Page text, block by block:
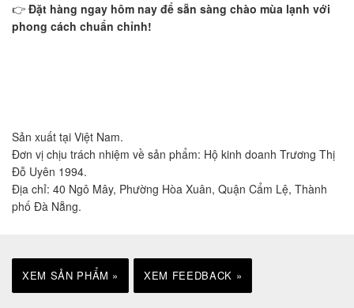
👉 Đặt hàng ngay hôm nay để sẵn sàng chào mùa lạnh với
phong cách chuẩn chỉnh!
Sản xuất tại Việt Nam.
Đơn vị chịu trách nhiệm về sản phẩm: Hộ kinh doanh Trương Thị
Đỗ Uyên 1994.
Địa chỉ: 40 Ngô Mây, Phường Hòa Xuân, Quận Cẩm Lệ, Thành
phố Đà Nẵng.
XEM SẢN PHẨM » XEM FEEDBACK »